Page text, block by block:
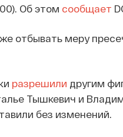
Об этом сообщает
отбывать меру
разрешили другим
Тышкевич и
без изменений.